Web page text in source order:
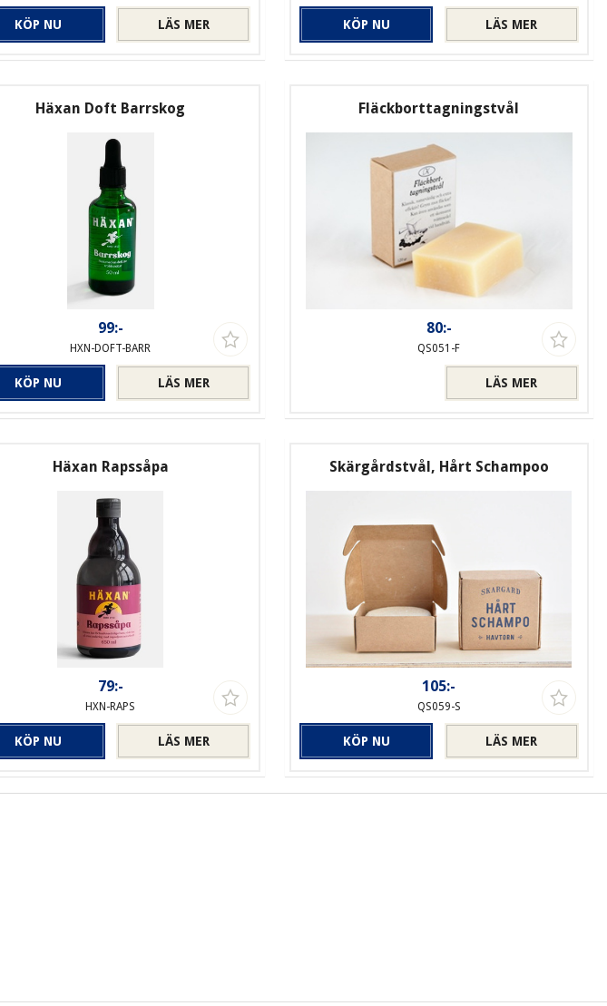
LÄS MER
KÖP NU LÄS MER
KÖP NU
Häxan Doft Barrskog
99:-
HXN-DOFT-BARR
LÄS MER
KÖP NU
Fläckborttagningstvål
80:-
QS051-F
LÄS MER
Häxan Rapssåpa
79:-
HXN-RAPS
LÄS MER
KÖP NU
Skärgårdstvål, Hårt Schampoo
105:-
QS059-S
LÄS MER
KÖP NU